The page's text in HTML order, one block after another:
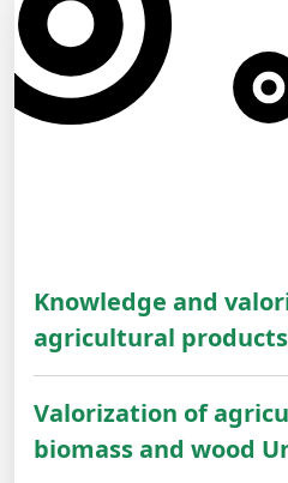
Knowledge and
agricultural
Valorization of
biomass and wood